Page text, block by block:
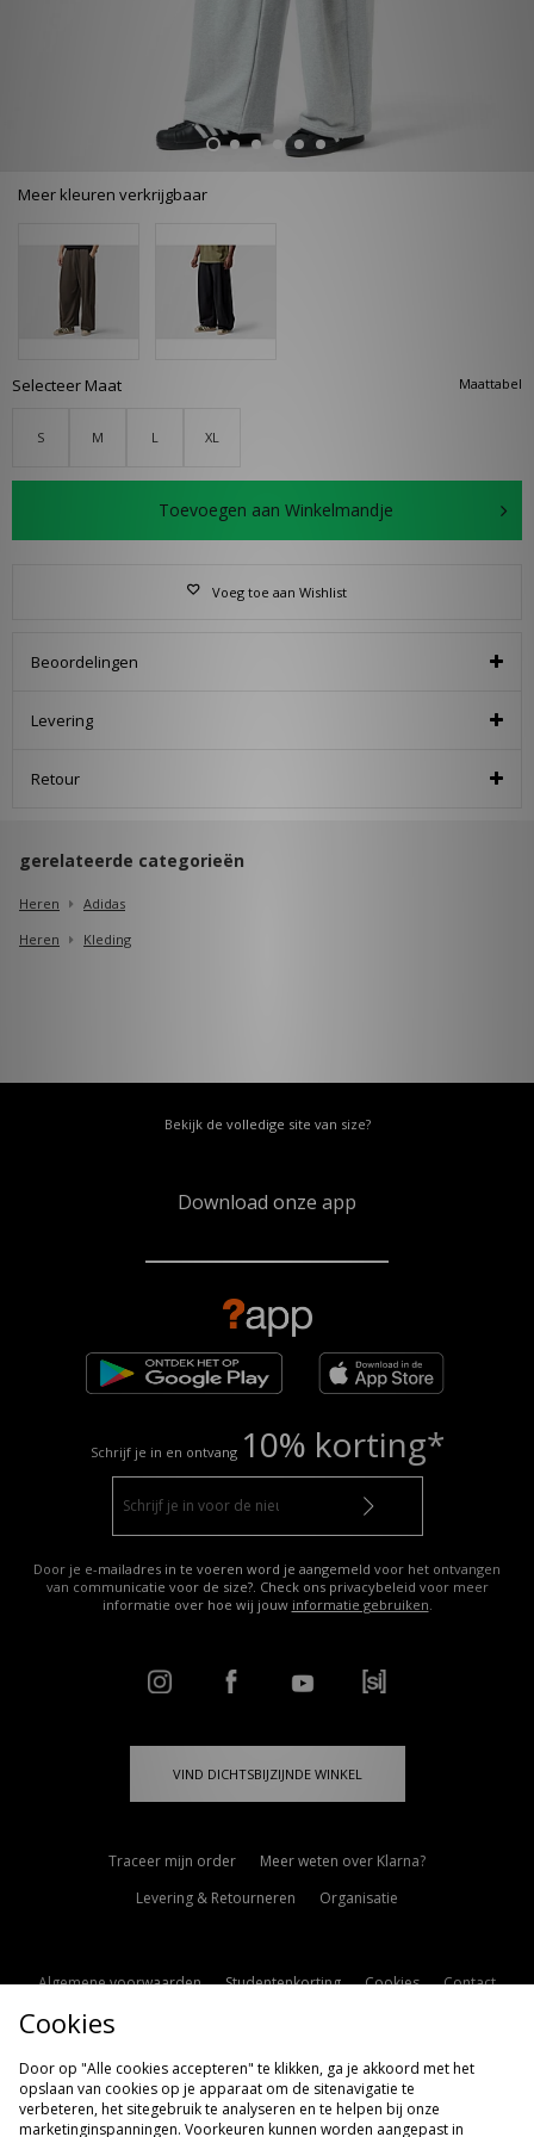
Meer kleuren verkrijgbaar
Maattabel
Selecteer Maat
S M L XL
Toevoegen aan Winkelmandje
Voeg toe aan Wishlist
Beoordelingen
Levering
Retour
gerelateerde categorieën
Heren
Adidas
Heren
Kleding
Bekijk de volledige site van size?
Download onze app
Schrijf je in en ontvang 10% korting*
Door je e-mailadres in te voeren word je aangemeld voor het ontvangen
van communicatie voor de size?. Check ons privacybeleid voor meer
informatie over hoe wij jouw informatie gebruiken
VIND DICHTSBIJZIJNDE WINKEL
Traceer mijn order
Meer weten over Klarna?
Levering & Retourneren
Organisatie
Algemene voorwaarden Studentenkorting Cookies
Contact
Cookie Instellingen
Cookies
Door op "Alle cookies accepteren" te klikken, ga je akkoord met het
opslaan van cookies op je apparaat om de sitenavigatie te
verbeteren, het sitegebruik te analyseren en te helpen bij onze
marketinginspanningen. Voorkeuren kunnen worden aangepast in